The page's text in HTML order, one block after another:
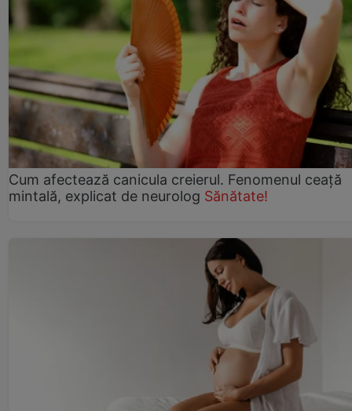
Cum afectează canicula creierul. Fenomenul ceață
mintală, explicat de neurolog Sănătate!